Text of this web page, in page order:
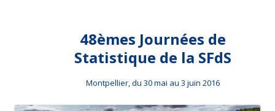
48èmes Journées de
Statistique de la SFdS
Montpellier, du 30 mai au 3 juin 2016